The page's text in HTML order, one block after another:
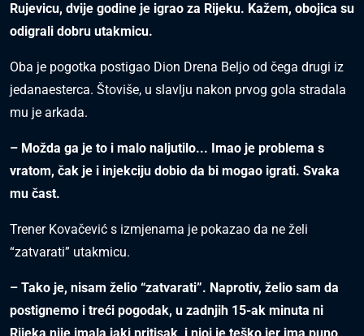
Rujevicu, dvije godine je igrao za Rijeku. Kažem, obojica su
odigrali dobru utakmicu.
Oba je pogotka postigao Dion Drena Beljo od čega drugi iz
jedanaesterca. Štoviše, u slavlju nakon prvog gola stradala
mu je arkada.
– Možda ga je to i malo naljutilo... Imao je problema s
vratom, čak je i injekciju dobio da bi mogao igrati. Svaka
mu čast.
Trener Kovačević s izmjenama je pokazao da ne želi
“zatvarati” utakmicu.
– Tako je, nisam želio “zatvarati”. Naprotiv, želio sam da
postignemo i treći pogodak, u zadnjih 15-ak minuta ni